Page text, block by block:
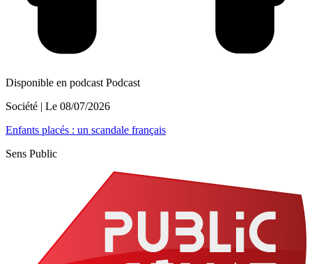
Disponible en podcast Podcast
Société | Le 08/07/2026
Enfants placés : un scandale français
Sens Public